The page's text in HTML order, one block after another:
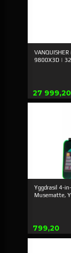
9800X3D |
27 999,20
Yggdrasil 4-
Musematte,
799,20